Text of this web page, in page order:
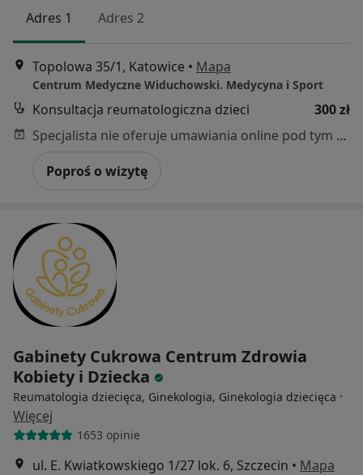
Adres 1 Adres 2
Topolowa 35/1, Katowice • Mapa
Centrum Medyczne Widuchowski. Medycyna i Sport
Konsultacja reumatologiczna dzieci
300 zł
Specjalista nie oferuje umawiania online pod tym adresem.
Poproś o wizytę
Gabinety Cukrowa Centrum Zdrowia
Kobiety i Dziecka
Reumatologia dziecięca, Ginekologia, Ginekologia dziecięca ·
Więcej
1653 opinie
ul. E. Kwiatkowskiego 1/27 lok. 6, Szczecin • Mapa